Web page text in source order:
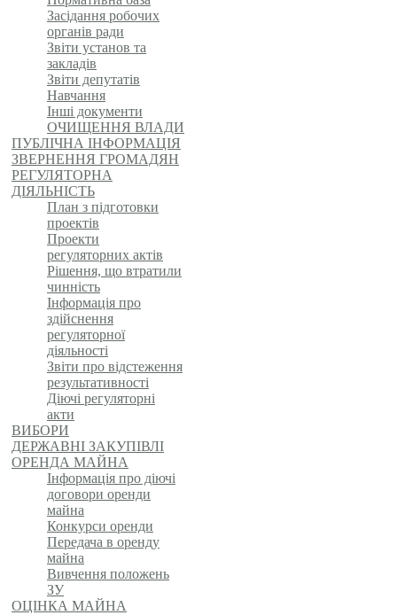
Засідання робочих
органів ради
Звіти установ та
закладів
Звіти депутатів
Навчання
Інші документи
ОЧИЩЕННЯ ВЛАДИ
ПУБЛІЧНА ІНФОРМАЦІЯ
ЗВЕРНЕННЯ ГРОМАДЯН
РЕГУЛЯТОРНА
ДІЯЛЬНІСТЬ
План з підготовки
проектів
Проекти
регуляторних актів
Рішення, що втратили
чинність
Інформація про
здійснення
регуляторної
діяльності
Звіти про відстеження
результативності
Діючі регуляторні
акти
ВИБОРИ
ДЕРЖАВНІ ЗАКУПІВЛІ
ОРЕНДА МАЙНА
Інформація про діючі
договори оренди
майна
Конкурси оренди
Передача в оренду
майна
Вивчення положень
ЗУ
ОЦІНКА МАЙНА